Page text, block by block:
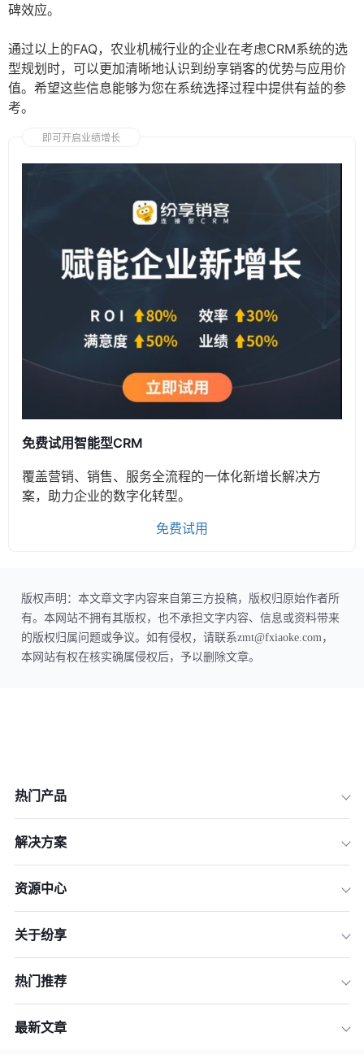
碑效应。
通过以上的FAQ，农业机械行业的企业在考虑CRM系统的选
型规划时，可以更加清晰地认识到纷享销客的优势与应用价
值。希望这些信息能够为您在系统选择过程中提供有益的参
考。
即可开启业绩增长
免费试用智能型CRM
覆盖营销、销售、服务全流程的一体化新增长解决方
案，助力企业的数字化转型。
免费试用
版权声明：本文章文字内容来自第三方投稿，版权归原始作者所
有。本网站不拥有其版权，也不承担文字内容、信息或资料带来
的版权归属问题或争议。如有侵权，请联系zmt@fxiaoke.com，
本网站有权在核实确属侵权后，予以删除文章。
热门产品
解决方案
资源中心
关于纷享
热门推荐
最新文章